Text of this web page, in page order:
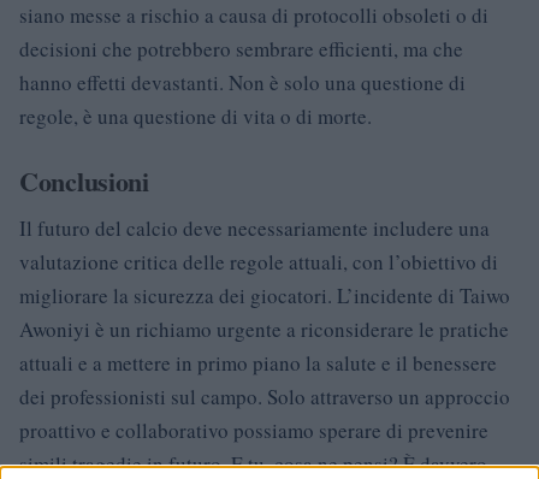
siano messe a rischio a causa di protocolli obsoleti o di
decisioni che potrebbero sembrare efficienti, ma che
hanno effetti devastanti. Non è solo una questione di
regole, è una questione di vita o di morte.
Conclusioni
Il futuro del calcio deve necessariamente includere una
valutazione critica delle regole attuali, con l’obiettivo di
migliorare la sicurezza dei giocatori. L’incidente di Taiwo
Awoniyi è un richiamo urgente a riconsiderare le pratiche
attuali e a mettere in primo piano la salute e il benessere
dei professionisti sul campo. Solo attraverso un approccio
proattivo e collaborativo possiamo sperare di prevenire
simili tragedie in futuro. E tu, cosa ne pensi? È davvero